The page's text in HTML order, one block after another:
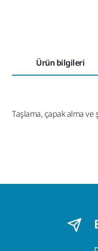
Ürün bilgileri
Taşlama, çapak alma ve